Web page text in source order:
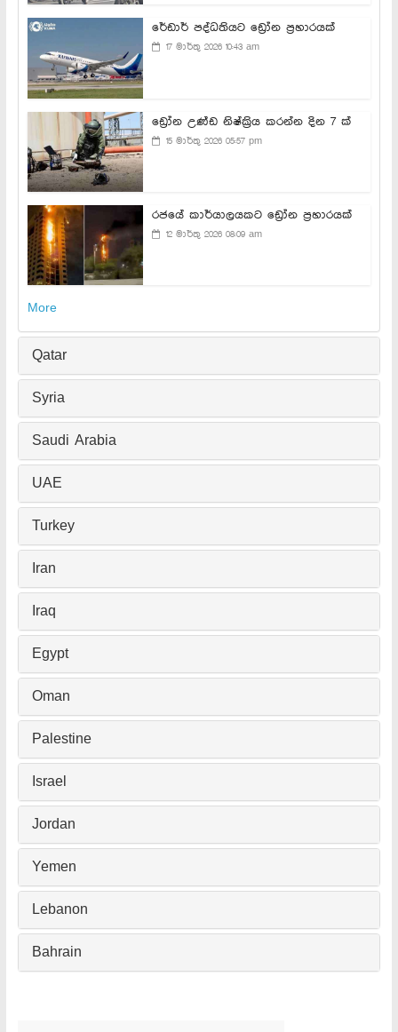
රේඩාර් පද්ධතියට ඩ්‍රෝන ප්‍රහාරයක්
17 මාර්තු 2026 10:43 am
ඩ්‍රෝන උණ්ඩ නිෂ්ක්‍රිය කරන්න දින 7 ක්
15 මාර්තු 2026 05:57 pm
රජයේ කාර්යාලයකට ඩ්‍රෝන ප්‍රහාරයක්
12 මාර්තු 2026 08:09 am
More
Qatar
Syria
Saudi Arabia
UAE
Turkey
Iran
Iraq
Egypt
Oman
Palestine
Israel
Jordan
Yemen
Lebanon
Bahrain